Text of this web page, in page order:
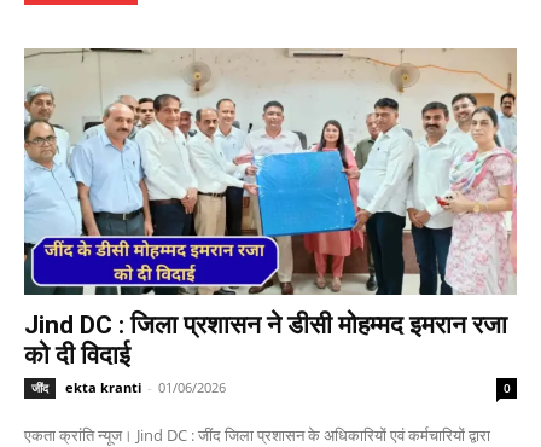
Jind DC : जिला प्रशासन ने डीसी मोहम्मद इमरान रजा
को दी विदाई
जींद ekta kranti - 01/06/2026 0
एकता क्रांति न्यूज। Jind DC : जींद जिला प्रशासन के अधिकारियों एवं कर्मचारियों द्वारा